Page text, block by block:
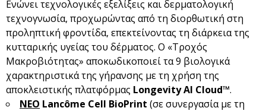
Ενώνει τεχνολογικές εξελίξεις και δερματολογική
τεχνογνωσία, προχωρώντας από τη διορθωτική στη
προληπτική φροντίδα, επεκτείνοντας τη διάρκεια της
κυτταρικής υγείας του δέρματος. Ο «Τροχός
Μακροβιότητας» αποκωδικοποιεί τα 9 βιολογικά
χαρακτηριστικά της γήρανσης με τη χρήση της
αποκλειστικής πλατφόρμας LongevityAI Cloud™.
ΝΕΟ Lancôme Cell BioPrint (σε συνεργασία με τη